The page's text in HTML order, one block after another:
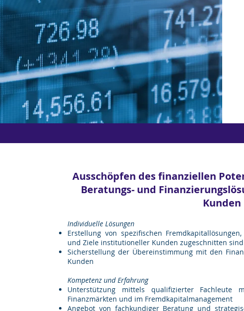
Our Features
Ausschöpfen des finanziellen
Beratungs- und
Kunden
Individuelle Lösungen
Erstellung von spezifischen
und Ziele institutioneller Kunden zugeschnitten sind ​
Sicherstellung der Übereinstimmung mit den
Kunden
Kompetenz und Erfahrung
Unterstützung mittels qualifizierter Fachleute
Finanzmärkten und im Fremdkapitalmanagement
Angebot von fachkundiger Beratung und